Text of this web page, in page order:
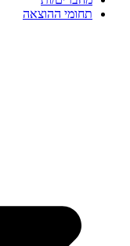
תחומי ההוצאה